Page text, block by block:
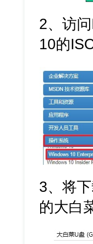
2、访
10的
3、将
的大白